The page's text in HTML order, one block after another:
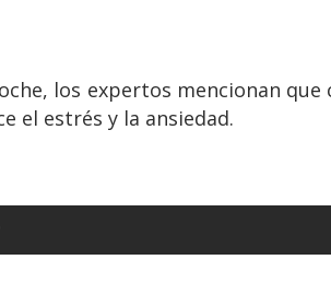
los expertos mencionan
el estrés y la ansiedad.